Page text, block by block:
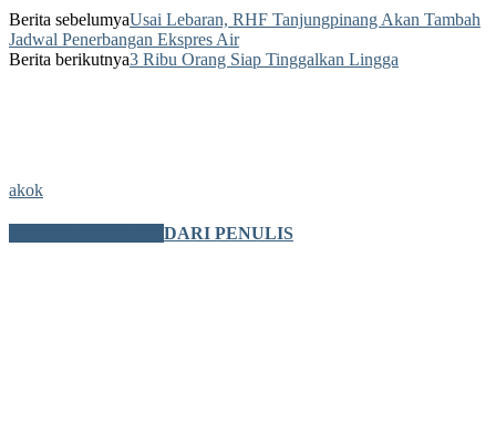
Berita sebelumyaUsai Lebaran, RHF Tanjungpinang Akan Tambah
Jadwal Penerbangan Ekspres Air
Berita berikutnya3 Ribu Orang Siap Tinggalkan Lingga
akok
DARI PENULIS